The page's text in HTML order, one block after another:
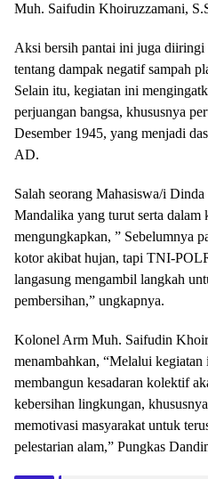
Muh. Saifudin Khoiruzzamani,
Aksi bersih pantai ini juga diiringi
tentang dampak negatif sampah
Selain itu, kegiatan ini
perjuangan bangsa, khususnya
Desember 1945, yang menjadi
AD.
Salah seorang Mahasiswa/i
Mandalika yang turut serta dalam
mengungkapkan, ” Sebelumnya
kotor akibat hujan, tapi TNI-
langasung mengambil langkah
pembersihan,” ungkapnya.
Kolonel Arm Muh. Saifudin
menambahkan, “Melalui
membangun kesadaran kolektif
kebersihan lingkungan,
memotivasi masyarakat untuk
pelestarian alam,” Pungkas